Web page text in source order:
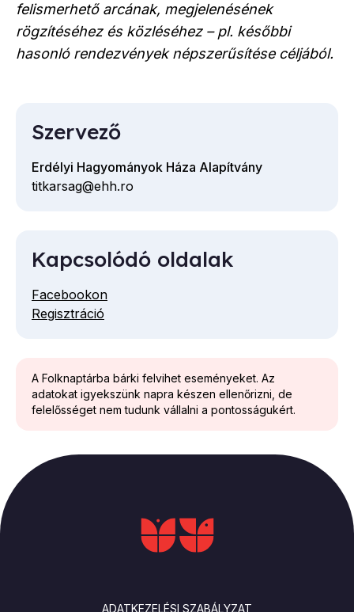
felismerhető arcának, megjelenésének
rögzítéséhez és közléséhez – pl. későbbi
hasonló rendezvények népszerűsítése céljából.
A Folknaptárba bárki felvihet eseményeket. Az
adatokat igyekszünk napra készen ellenőrizni, de
felelősséget nem tudunk vállalni a pontosságukért.
Szervező
Erdélyi Hagyományok Háza Alapítvány
E-
titkarsag@ehh.ro
Kapcsolódó oldalak
Facebookon
Regisztráció
ADATKEZELÉSI SZABÁLYZAT